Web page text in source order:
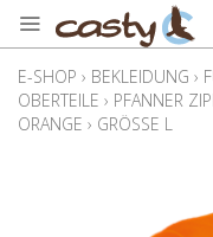
E-SHOP › BEKLEIDUNG ›
OBERTEILE › PFANNER
ORANGE › GRÖSSE L